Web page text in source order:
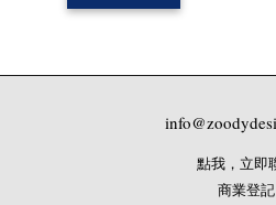
點我，立即
商業登記